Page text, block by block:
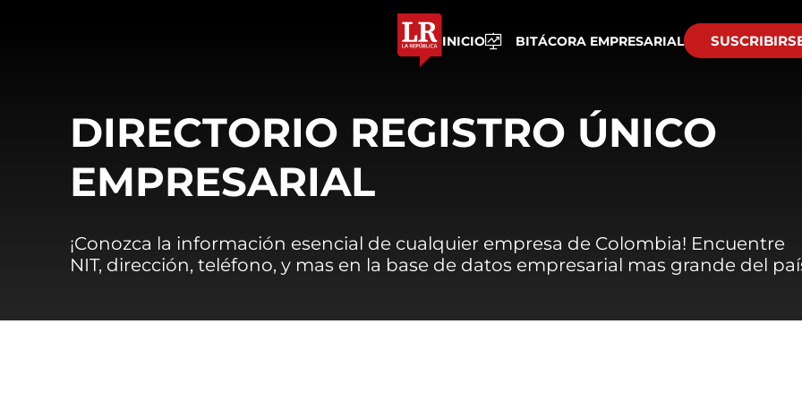
INICIO BITÁCORA EMPRESARIAL
DIRECTORIO REGISTRO ÚNICO
EMPRESARIAL
¡Conozca la información esencial de cualquier empresa de Colombia! Encuentre
NIT, dirección, teléfono, y mas en la base de datos empresarial mas grande del